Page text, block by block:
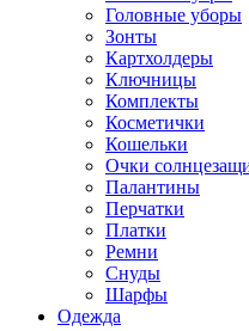
Головные уборы
Зонты
Картхолдеры
Ключницы
Комплекты
Косметички
Кошельки
Очки
Палантины
Перчатки
Платки
Ремни
Снуды
Шарфы
Одежда